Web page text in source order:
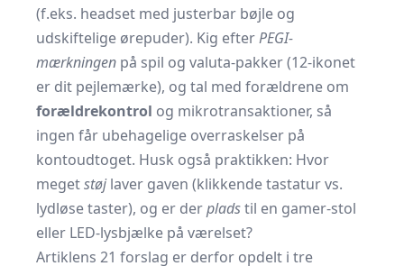
(f.eks. headset med justerbar bøjle og
udskiftelige ørepuder). Kig efterPEGI-
mærkningen på spil og valuta-pakker (12-ikonet
er dit pejlemærke), og tal med forældrene om
forældrekontrol og mikrotransaktioner, så
ingen får ubehagelige overraskelser på
kontoudtoget. Husk også praktikken: Hvor
megetstøjlaver gaven (klikkende tastatur vs.
lydløse taster), og er derpladstil en gamer-stol
eller LED-lysbjælke på værelset?
Artiklens 21 forslag er derfor opdelt i tre